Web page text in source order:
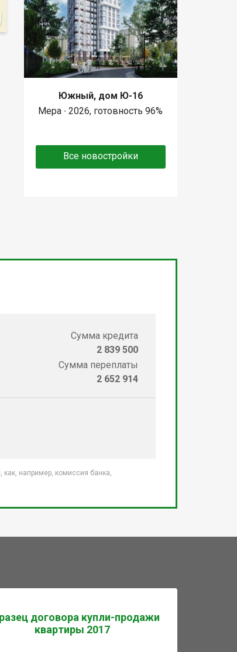
Южный, дом Ю-16
Мера ∙ 2026, готовность 96%
Все новостройки
Сумма кредита
2 839 500
Сумма переплаты
2 652 914
например, комиссия банка,
договора купли-продажи
квартиры 2017